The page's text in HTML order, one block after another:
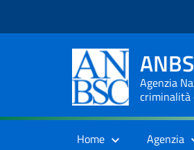
Agenzia
criminalità
Home Agenzia